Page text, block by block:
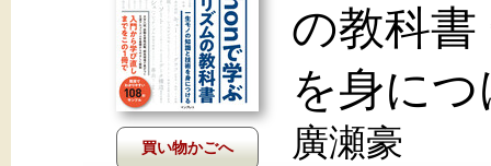
の教科
を身に
廣瀬豪